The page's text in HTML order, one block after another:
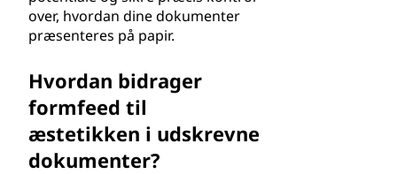
over, hvordan dine dokumenter
præsenteres på papir.
Hvordan bidrager
formfeed til
æstetikken i udskrevne
dokumenter?